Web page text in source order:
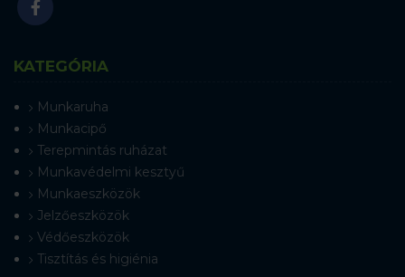
KATEGÓRIA
Munkaruha
Munkacipő
Terepmintás ruházat
Munkavédelmi kesztyű
Munkaeszközök
Jelzőeszközök
Védőeszközök
Tisztítás és higiénia